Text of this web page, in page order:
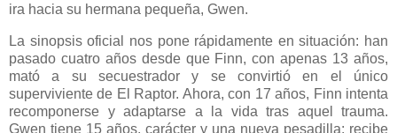
ira hacia su hermana pequeña, Gwen.
La sinopsis oficial nos pone rápidamente en situación: han
pasado cuatro años desde que Finn, con apenas 13 años,
mató a su secuestrador y se convirtió en el único
superviviente de El Raptor. Ahora, con 17 años, Finn intenta
recomponerse y adaptarse a la vida tras aquel trauma.
Gwen tiene 15 años, carácter y una nueva pesadilla: recibe